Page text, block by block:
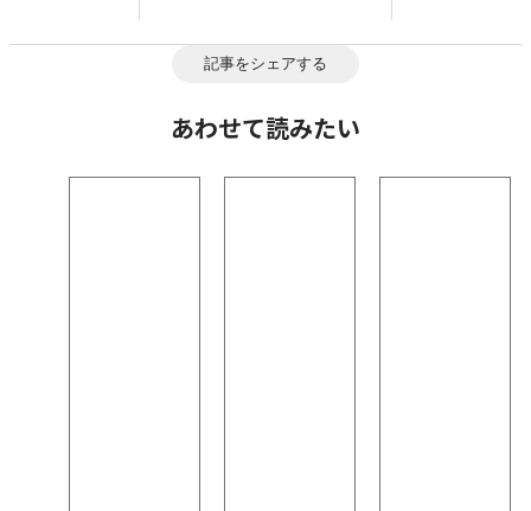
記事をシェアする
あわせて読みたい